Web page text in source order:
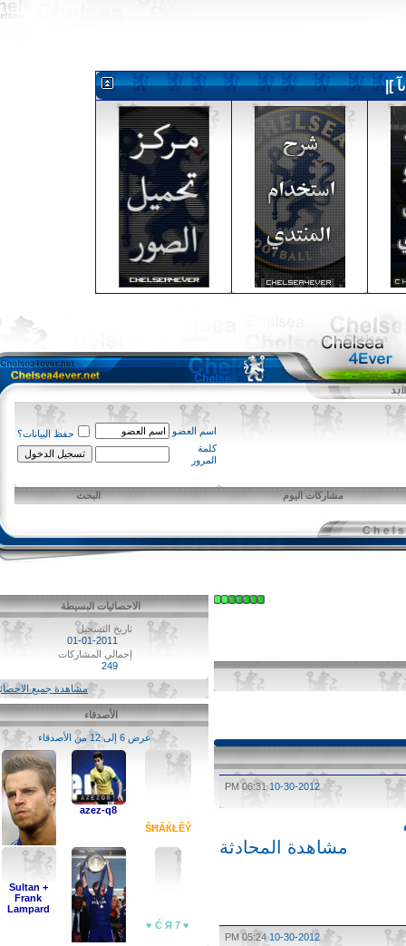
اسم العضو
حفظ البيانات؟
كلمة
المرور
مشاركات اليوم البحث
10-30-2012
06:31 PM
مشاهدة المحادثة
10-30-2012
05:24 PM
الاحصائيات البسيطة
تاريخ التسجيل
01-01-2011
إجمالي المشاركات
مشاهدة جميع الاحصائيات
الأصدقاء
عرض 6 إلى 12 من الأصدقاء
ŜĦẤЌŁỀŶ
azez-q8
ẪβĐẼЙǾỮŘ
Sultan +
Frank
Lampard